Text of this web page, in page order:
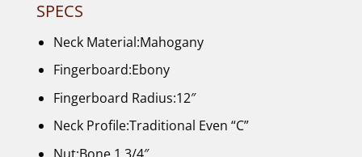
SPECS
Neck Material:Mahogany
Fingerboard:Ebony
Fingerboard Radius:12″
Neck Profile:Traditional Even “C”